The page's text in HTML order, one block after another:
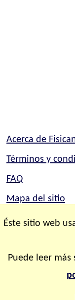
Acerca de
Términos y
FAQ
Mapa del sitio
Contacto
Éste sitio web
Puede leer